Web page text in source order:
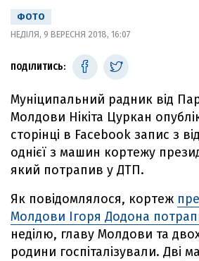
ФОТО
НЕДІЛЯ, 9 ВЕРЕСНЯ 2018, 16:07
ПОДІЛИТИСЬ:
Муніципальний радник від
Молдови Нікіта Цуркан
сторінці в Facebook запис з
однієї з машин кортежу
який потрапив у ДТП.
Як повідомлялося, кортеж
Молдови Ігоря Додона
неділю, главу Молдови та
родини госпіталізували. Дві